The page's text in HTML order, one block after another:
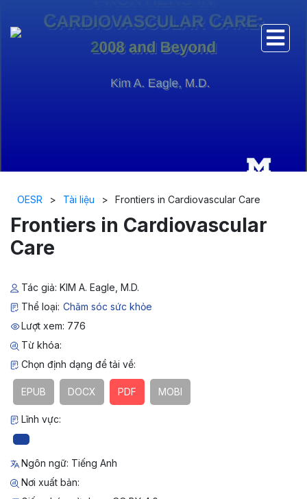
OESR > Tài liệu > Frontiers in Cardiovascular Care
Frontiers in Cardiovascular
Care
Tác giả: KIM A. Eagle, M.D.
Thể loại: Chăm sóc sức khỏe
Lượt xem: 776
Từ khóa:
Chọn định dạng để tải về:
EPUB DOCX PDF MOBI
Lĩnh vực:
Ngôn ngữ: Tiếng Anh
Nơi xuất bản: